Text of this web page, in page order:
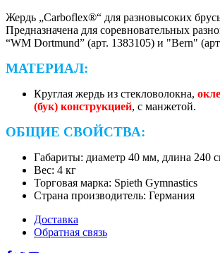
Жердь „Carboflex®“ для разновысоких
Предназначена для соревновательных
“WM Dortmund” (арт. 1383105) и "Bern"
МАТЕРИАЛ:
Круглая жердь из стекловолокна,
(бук) конструкцией, с манжетой.
ОБЩИЕ СВОЙСТВА:
Габариты: диаметр 40 мм, длина 240
Вес: 4 кг
Торговая марка: Spieth Gymnastics
Страна производитель: Германия
Доставка
Обратная связь